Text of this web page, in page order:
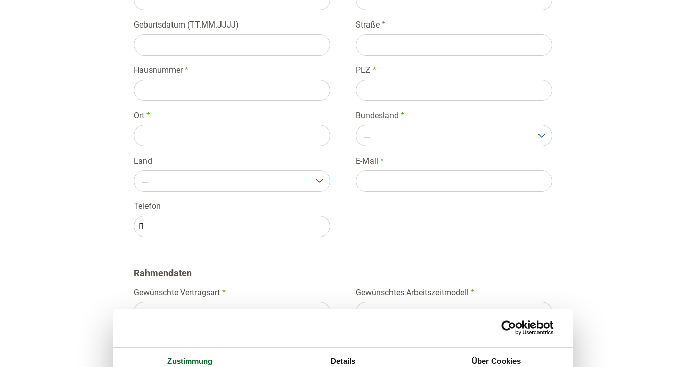
Zustimmung Details Über Cookies
Geburtsdatum (TT.MM.JJJJ) Straße*
Hausnummer* PLZ *
Ort* Bundesland *
---
Land
---
E-Mail *
Telefon
Rahmendaten
Gewünschte Vertragsart*
Gewünschtes Arbeitszeitmodell *